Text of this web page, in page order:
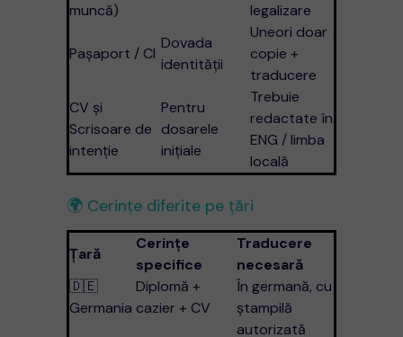
muncă)
legalizare
Pașaport / CI
Dovada
identității
Uneori doar
copie +
traducere
CV și
Scrisoare de
intenție
Pentru
dosarele
inițiale
Trebuie
redactate în
ENG / limba
locală
🌍 Cerințe diferite pe țări
Țară
Cerințe
specifice
Traducere
necesară
🇩🇪
Germania
Diplomă +
cazier + CV
În germană, cu
ștampilă
autorizată